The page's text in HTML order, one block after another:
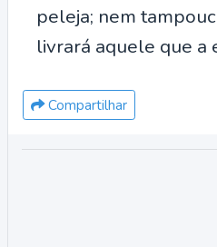
peleja; nem
livrará aquele que a
Compartilhar